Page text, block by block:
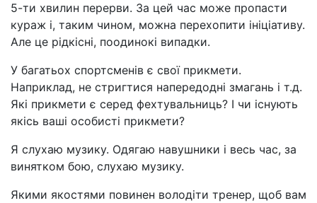
5-ти хвилин перерви. За цей час може пропасти
кураж і, таким чином, можна перехопити ініціативу.
Але це рідкісні, поодинокі випадки.
У багатьох спортсменів є свої прикмети.
Наприклад, не стригтися напередодні змагань і т.д.
Які прикмети є серед фехтувальниць? І чи існують
якісь ваші особисті прикмети?
Я слухаю музику. Одягаю навушники і весь час, за
винятком бою, слухаю музику.
Якими якостями повинен володіти тренер, щоб вам